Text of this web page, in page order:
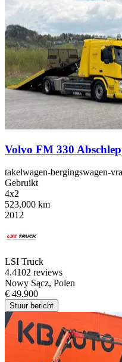
Volvo FM 330
takelwagen-bergingswagen-
Gebruikt
4x2
523,000 km
2012
LSI Truck
4.4102 reviews
Nowy Sącz, Polen
€ 49.900
Stuur bericht